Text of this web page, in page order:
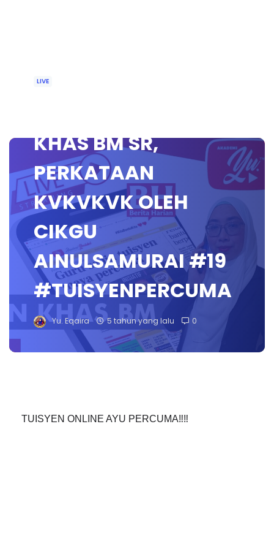
LIVE
KHAS BM SR,
PERKATAAN
KVKVKVK OLEH
CIKGU
AINULSAMURAI #19
#TUISYENPERCUMA
Yu. Eqaira 5 tahun yang lalu 0
TUISYEN ONLINE AYU PERCUMA‼️‼️